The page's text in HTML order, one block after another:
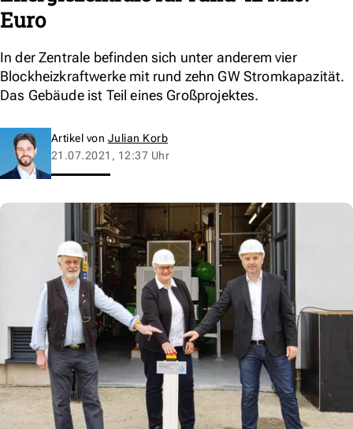
Euro
In der Zentrale befinden sich unter anderem vier
Blockheizkraftwerke mit rund zehn GW Stromkapazität.
Das Gebäude ist Teil eines Großprojektes.
Artikel von Julian Korb
21.07.2021, 12:37 Uhr